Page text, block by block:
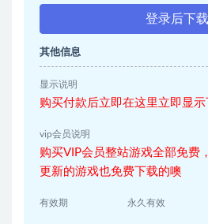
登录后下载
其他信息
显示说明
购买付款后立即在这里立即显示
vip会员说明
购买VIP会员整站游戏全部免费
更新的游戏也免费下载的噢
有效期 永久有效